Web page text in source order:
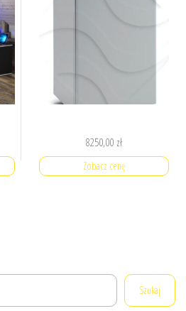
8250,00 zł
Zobacz cenę
Szukaj